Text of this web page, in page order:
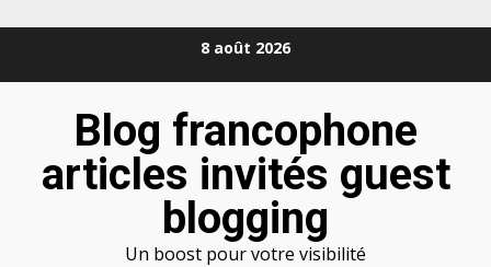
8 août 2026
Blog francophone
articles invités guest
blogging
Un boost pour votre visibilité